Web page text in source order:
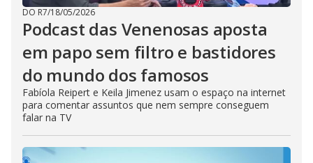
DO R7/18/05/2026
Podcast das Venenosas aposta
em papo sem filtro e bastidores
do mundo dos famosos
Fabíola Reipert e Keila Jimenez usam o espaço na internet
para comentar assuntos que nem sempre conseguem
falar na TV